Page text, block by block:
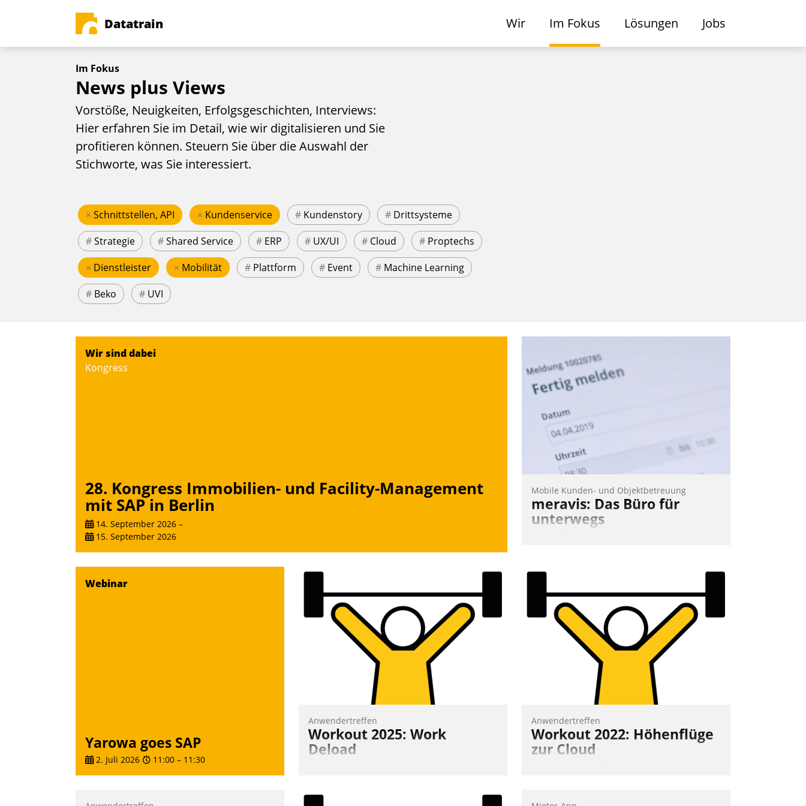
Datatrain Wir Im Fokus Lösungen Jobs
Im Fokus
News plus Views
Vorstöße, Neuigkeiten, Erfolgsgeschichten, Interviews:
Hier erfahren Sie im Detail, wie wir digitalisieren und Sie
profitieren können. Steuern Sie über die Auswahl der
Stichworte, was Sie interessiert.
× Schnittstellen, API × Kundenservice # Kundenstory # Drittsysteme
#Strategie #Shared Service # ERP # UX/UI # Cloud # Proptechs
× Dienstleister × Mobilität # Plattform # Event # Machine Learning
# Beko # UVI
Wir sind dabei
Kongress
28. Kongress Immobilien- und Facility-Management
mit SAP in Berlin
14. September 2026 –
15. September 2026
Mobile Kunden- und Objektbetreuung
meravis: Das Büro für
unterwegs
Wohnungsbau- und Immobilien GmbH
hat sich dabei für den Betrieb der Lösung
über die SAP Cloud Platform entschieden
- als erstes Unternehmen am
Wohnungsmarkt.
Andreas Lerchner
Webinar
Yarowa goes SAP
2. Juli 2026 11:00 – 11:30
Anwendertreffen
Workout 2025: Work
Deload
Kunden- und Partnerkreis statt. Zentrale
Anwendertreffen
Workout 2022: Höhenflüge
zur Cloud